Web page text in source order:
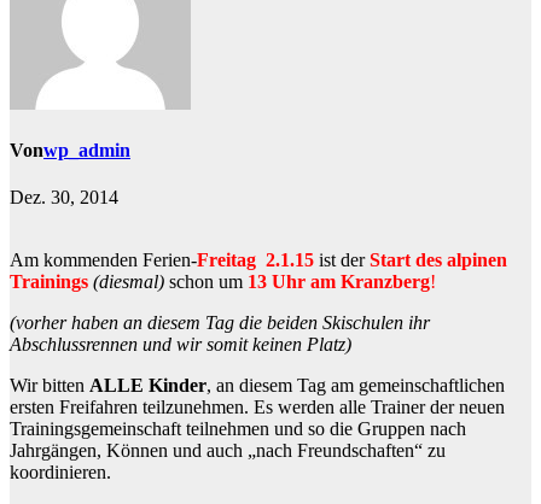
Vonwp_admin
Dez. 30, 2014
Am kommenden Ferien-Freitag 2.1.15 ist derStart des alpinen
Trainings (diesmal) schon um 13 Uhr am Kranzberg!
(vorher haben an diesem Tag die beiden Skischulen ihr
Abschlussrennen und wir somit keinen Platz)
Wir bitten ALLE Kinder, an diesem Tag am gemeinschaftlichen
ersten Freifahren teilzunehmen. Es werden alle Trainer der neuen
Trainingsgemeinschaft teilnehmen und so die Gruppen nach
Jahrgängen, Können und auch „nach Freundschaften“ zu
koordinieren.